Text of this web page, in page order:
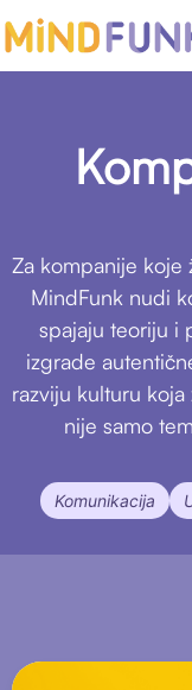
Za kompanije koje
MindFunk nudi
spajaju teoriju i
izgrade
razviju kulturu
nije samo
Komunikacija